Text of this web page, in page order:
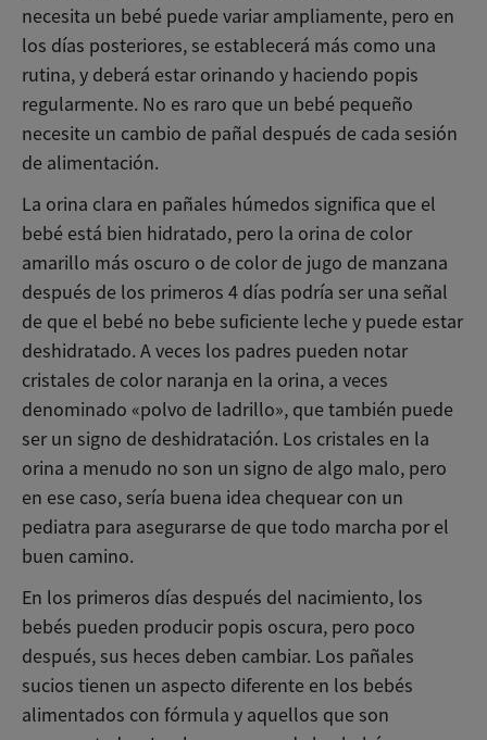
necesita un bebé puede variar ampliamente, pero en
los días posteriores, se establecerá más como una
rutina, y deberá estar orinando y haciendo popis
regularmente. No es raro que un bebé pequeño
necesite un cambio de pañal después de cada sesión
de alimentación.
La orina clara en pañales húmedos significa que el
bebé está bien hidratado, pero la orina de color
amarillo más oscuro o de color de jugo de manzana
después de los primeros 4 días podría ser una señal
de que el bebé no bebe suficiente leche y puede estar
deshidratado. A veces los padres pueden notar
cristales de color naranja en la orina, a veces
denominado «polvo de ladrillo», que también puede
ser un signo de deshidratación. Los cristales en la
orina a menudo no son un signo de algo malo, pero
en ese caso, sería buena idea chequear con un
pediatra para asegurarse de que todo marcha por el
buen camino.
En los primeros días después del nacimiento, los
bebés pueden producir popis oscura, pero poco
después, sus heces deben cambiar. Los pañales
sucios tienen un aspecto diferente en los bebés
alimentados con fórmula y aquellos que son